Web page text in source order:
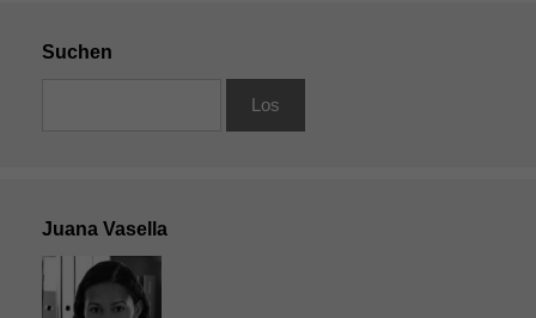
Suchen
Juana Vasella